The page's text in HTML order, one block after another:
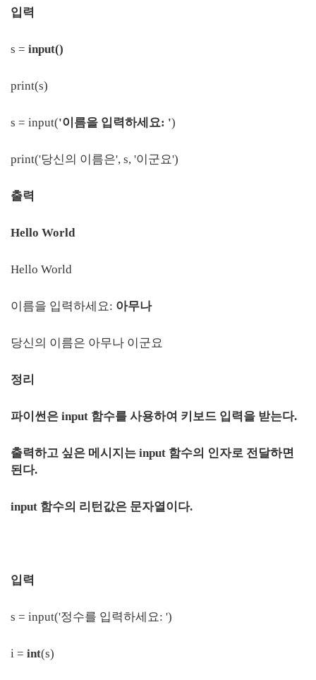
입력
s = input()
print(s)
s = input('이름을 입력하세요: ')
print('당신의 이름은', s, '이군요')
출력
Hello World
Hello World
이름을 입력하세요: 아무나
당신의 이름은 아무나 이군요
정리
파이썬은 input 함수를 사용하여 키보드 입력을 받는다.
출력하고 싶은 메시지는 input 함수의 인자로 전달하면
된다.
input 함수의 리턴값은 문자열이다.
입력
s = input('정수를 입력하세요: ')
i = int(s)